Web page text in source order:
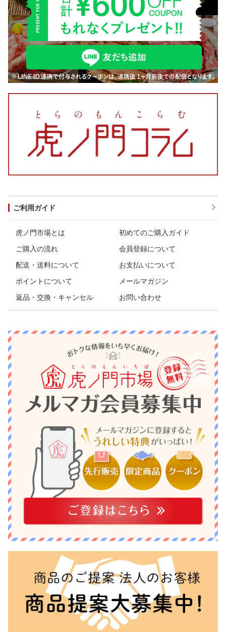
ご利用ガイド
虎ノ門市場とは
初めてのご購入ガイド
ご購入の流れ
会員登録について
配送・送料について
お支払いについて
ポイントについて
メールマガジン
返品・交換・キャンセル
お問い合わせ